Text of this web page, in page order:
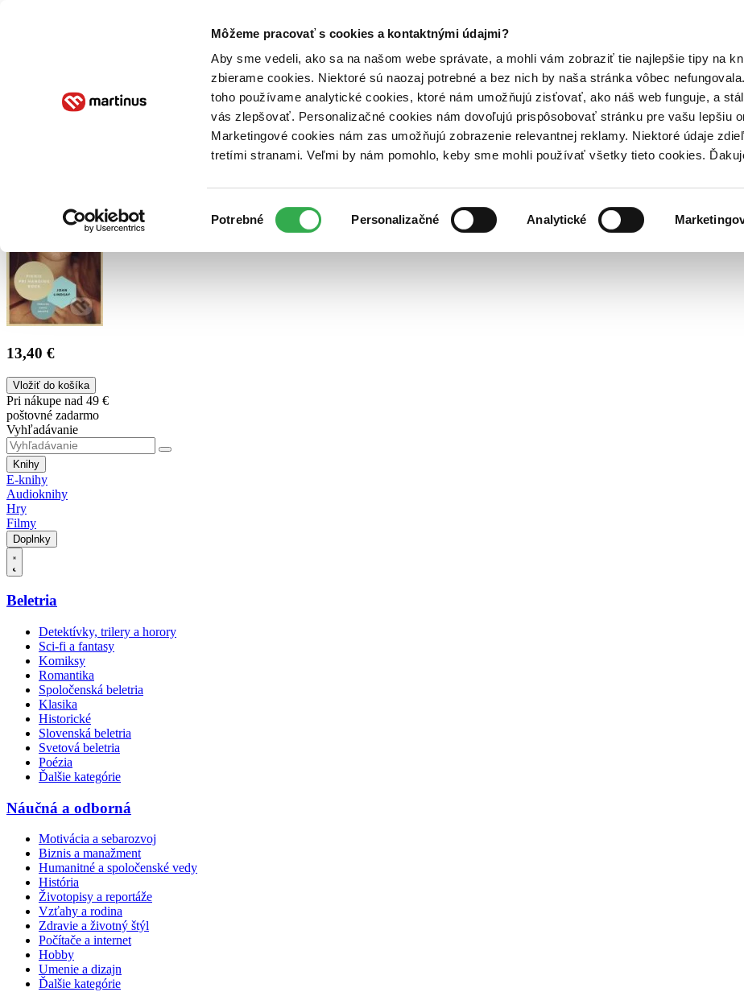
Môžeme pracovať s cookies a kontaktnými údajmi?
Aby sme vedeli, ako sa na našom webe správate, a mohli vám zobraziť tie najlepšie tipy na
zbierame cookies. Niektoré sú naozaj potrebné a bez nich by naša stránka vôbec
toho používame analytické cookies, ktoré nám umožňujú zisťovať, ako náš web funguje, a
vás zlepšovať. Personalizačné cookies nám dovoľujú prispôsobovať stránku pre vašu lepšiu
Marketingové cookies nám zas umožňujú zobrazenie relevantnej reklamy. Niektoré údaje
tretími stranami. Veľmi by nám pomohlo, keby sme mohli používať všetky tieto cookies.
súhlasu
Potrebné Personalizačné Analytické
Poukážky Kontakt
13,40 €
Vložiť do košíka
Pri nákupe nad 49 €
poštovné zadarmo
Vyhľadávanie
Knihy
E-knihy
Audioknihy
Hry
Filmy
Doplnky
Beletria
Detektívky, trilery a horory
Sci-fi a fantasy
Komiksy
Romantika
Spoločenská beletria
Klasika
Historické
Slovenská beletria
Svetová beletria
Poézia
Ďalšie kategórie
Náučná a odborná
Motivácia a sebarozvoj
Biznis a manažment
Humanitné a spoločenské vedy
História
Životopisy a reportáže
Vzťahy a rodina
Zdravie a životný štýl
Počítače a internet
Hobby
Umenie a dizajn
Ďalšie kategórie